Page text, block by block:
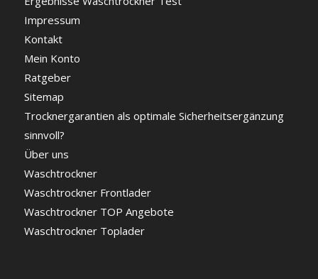
Impressum
Kontakt
Mein Konto
Ratgeber
Sitemap
Trocknergarantien als optimale Sicherheitsergänzung
sinnvoll?
Über uns
Waschtrockner
Waschtrockner Frontlader
Waschtrockner TOP Angebote
Waschtrockner Toplader